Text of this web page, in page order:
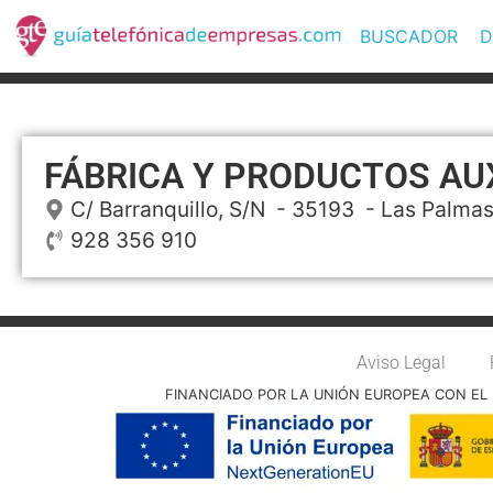
BUSCADOR
FÁBRICA Y PRODUCTOS
C/ Barranquillo, S/N - 35193 - Las
928 356 910
Aviso Legal
FINANCIADO POR LA UNIÓN EUROPEA CON